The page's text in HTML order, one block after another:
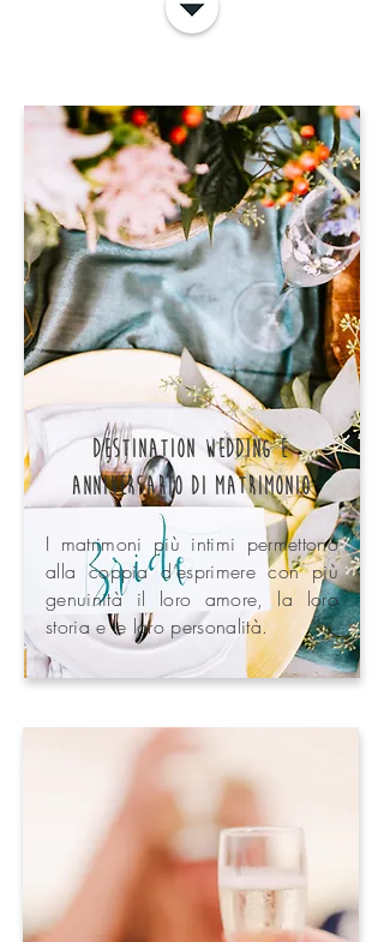
I matrimoni più intimi permettono
alla coppia d’esprimere con più
genuinità il loro amore, la loro
storia e le loro personalità.
Destination Wedding e
anniversario di matrimonio